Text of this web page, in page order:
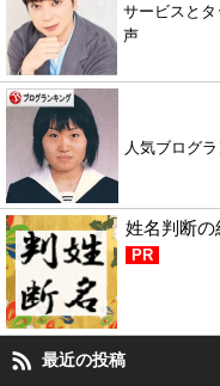
サービスと
声
人気ブログ
姓名判断の
PR
最近の投稿